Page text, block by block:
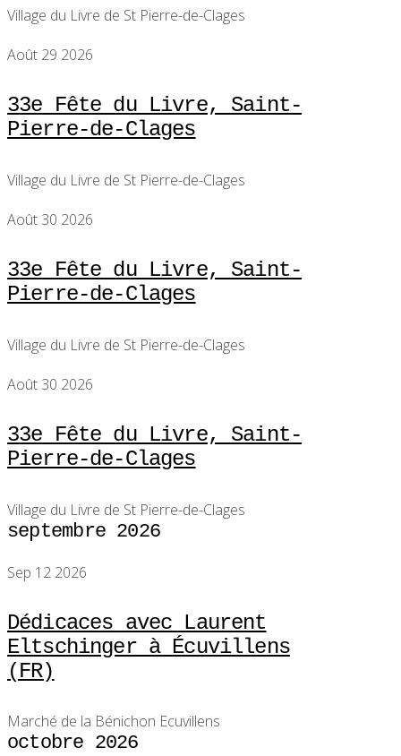
Village du Livre de St Pierre-de-Clages
Août 29 2026
33e Fête du Livre, Saint-
Pierre-de-Clages
Village du Livre de St Pierre-de-Clages
Août 30 2026
33e Fête du Livre, Saint-
Pierre-de-Clages
Village du Livre de St Pierre-de-Clages
Août 30 2026
33e Fête du Livre, Saint-
Pierre-de-Clages
Village du Livre de St Pierre-de-Clages
septembre 2026
Sep 12 2026
Dédicaces avec Laurent
Eltschinger à Écuvillens
(FR)
Marché de la Bénichon Ecuvillens
octobre 2026